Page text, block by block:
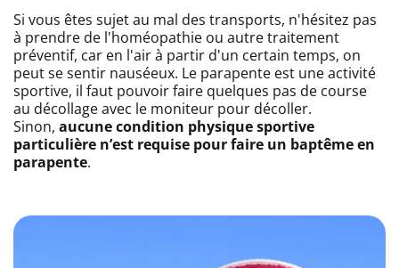
Si vous êtes sujet au mal des transports, n'hésitez pas
à prendre de l'homéopathie ou autre traitement
préventif, car en l'air à partir d'un certain temps, on
peut se sentir nauséeux. Le parapente est une activité
sportive, il faut pouvoir faire quelques pas de course
au décollage avec le moniteur pour décoller.
Sinon, aucune condition physique sportive
particulière n’est requise pour faire un baptême en
parapente.